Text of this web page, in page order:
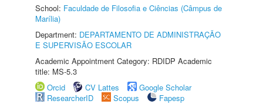
School: Faculdade de Filosofia e Ciências (Câmpus de
Marília)
Department: DEPARTAMENTO DE ADMINISTRAÇÃO
E SUPERVISÃO ESCOLAR
Academic Appointment Category: RDIDP Academic
title: MS-5.3
Orcid
CV Lattes
Google Scholar
ResearcherID
Scopus
Fapesp